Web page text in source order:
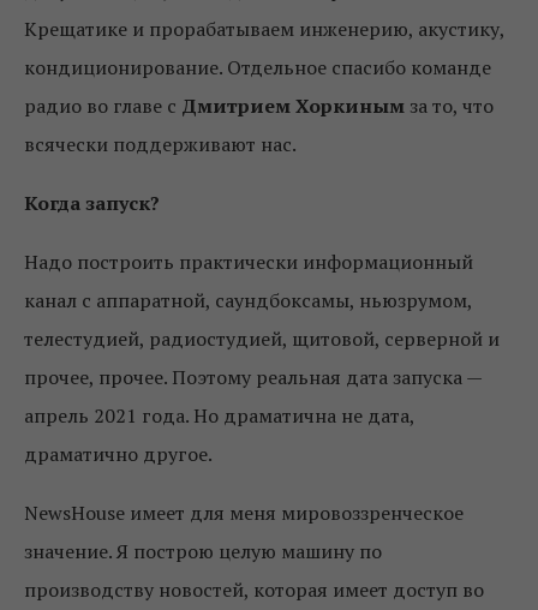
Крещатике и прорабатываем инженерию, акустику,
кондиционирование. Отдельное спасибо команде
радио во главе с Дмитрием Хоркиным за то, что
всячески поддерживают нас.
Когда запуск?
Надо построить практически информационный
канал с аппаратной, саундбоксамы, ньюзрумом,
телестудией, радиостудией, щитовой, серверной и
прочее, прочее. Поэтому реальная дата запуска —
апрель 2021 года. Но драматична не дата,
драматично другое.
NewsHouse имеет для меня мировоззренческое
значение. Я построю целую машину по
производству новостей, которая имеет доступ во